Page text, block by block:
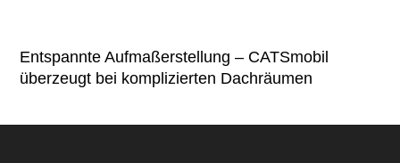
Entspannte Aufmaßerstellung – CATSmobil
überzeugt bei komplizierten Dachräumen